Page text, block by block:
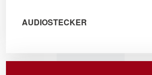
AUDIOSTECKER